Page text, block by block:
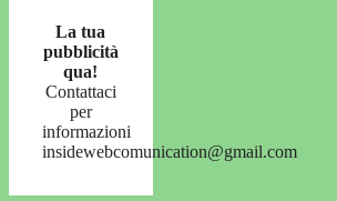
La tua
pubblicità
qua!
Contattaci
per
informazioni
insidewebcomunication@gmail.com